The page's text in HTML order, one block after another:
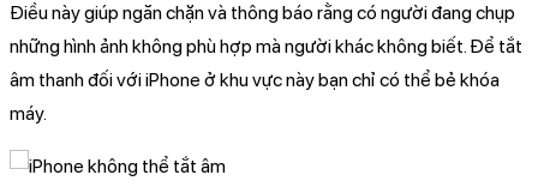
Điều này giúp ngăn chặn và thông báo rằng có người đang chụp
những hình ảnh không phù hợp mà người khác không biết. Để tắt
âm thanh đối với iPhone ở khu vực này bạn chỉ có thể bẻ khóa
máy.